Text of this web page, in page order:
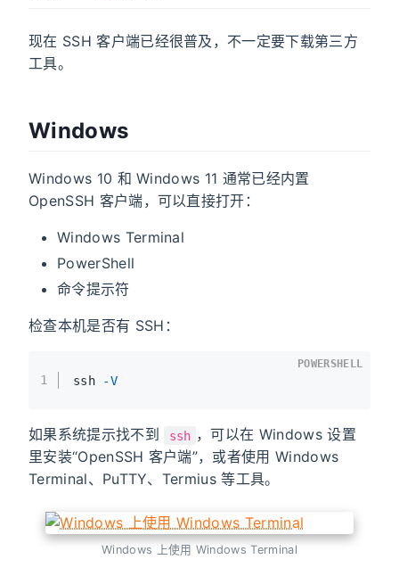
现在 SSH 客户端已经很普及，不一定要下载第三方
工具。
Windows
Windows 10 和 Windows 11 通常已经内置
OpenSSH 客户端，可以直接打开：
Windows Terminal
PowerShell
命令提示符
检查本机是否有 SSH：
1 ssh -V
POWERSHELL
如果系统提示找不到 ssh ，可以在 Windows 设置
里安装“OpenSSH 客户端”，或者使用 Windows
Terminal、PuTTY、Termius 等工具。
Windows 上使用 Windows Terminal